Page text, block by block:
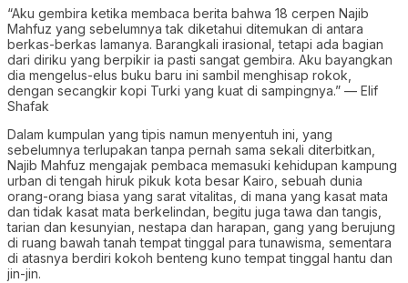
“Aku gembira ketika membaca berita bahwa 18 cerpen Najib
Mahfuz yang sebelumnya tak diketahui ditemukan di antara
berkas-berkas lamanya. Barangkali irasional, tetapi ada bagian
dari diriku yang berpikir ia pasti sangat gembira. Aku bayangkan
dia mengelus-elus buku baru ini sambil menghisap rokok,
dengan secangkir kopi Turki yang kuat di sampingnya.” — Elif
Shafak
Dalam kumpulan yang tipis namun menyentuh ini, yang
sebelumnya terlupakan tanpa pernah sama sekali diterbitkan,
Najib Mahfuz mengajak pembaca memasuki kehidupan kampung
urban di tengah hiruk pikuk kota besar Kairo, sebuah dunia
orang-orang biasa yang sarat vitalitas, di mana yang kasat mata
dan tidak kasat mata berkelindan, begitu juga tawa dan tangis,
tarian dan kesunyian, nestapa dan harapan, gang yang berujung
di ruang bawah tanah tempat tinggal para tunawisma, sementara
di atasnya berdiri kokoh benteng kuno tempat tinggal hantu dan
jin-jin.